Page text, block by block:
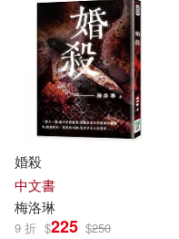
婚殺
中文書
梅洛琳
9 折 $225 $250